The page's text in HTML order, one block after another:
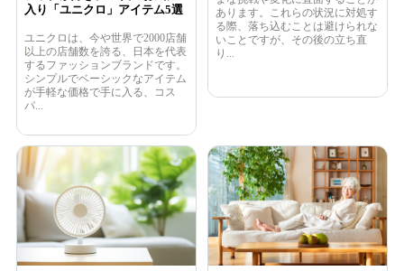
入り「ユニクロ」アイテム5選
ユニクロは、今や世界で2000店舗
以上の店舗数を誇る、日本を代表
するファッションブランドです。
シンプルでベーシックなアイテム
が手軽な価格で手に入る、コス
パ...
あります。これらの状況に対処す
る際、落ち込むことは避けられな
いことですが、その後の立ち直
り...